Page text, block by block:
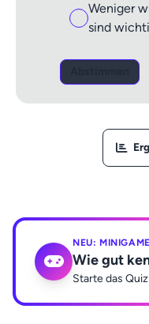
Weniger
sind
NEU: MINIGAME
Wie gut
Starte das